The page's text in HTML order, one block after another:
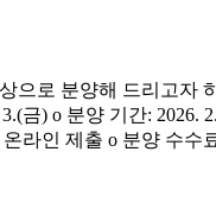
으로 분양해 드리고자
) o 분양 기간: 2026.
라인 제출 o 분양 수수